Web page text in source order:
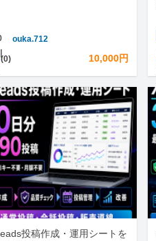
ouka.712
(0) 10,000円
投稿作成・運用シートを